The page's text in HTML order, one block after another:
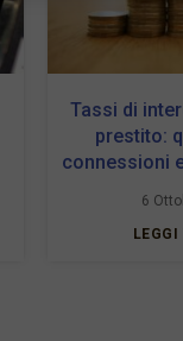
Tassi di
prestito:
connessioni
6